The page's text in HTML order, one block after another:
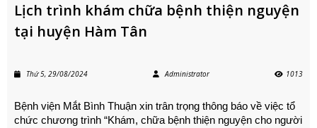
Lịch trình khám chữa bệnh thiện nguyện
tại huyện Hàm Tân
Thứ 5, 29/08/2024 Administrator 1013
Bệnh viện Mắt Bình Thuận xin trân trọng thông báo về việc tổ
chức chương trình “Khám, chữa bệnh thiện nguyện cho người